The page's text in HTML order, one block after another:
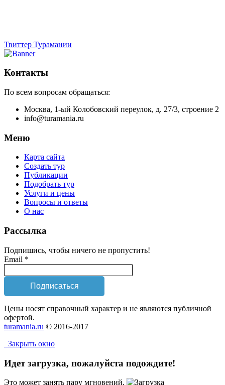
Твиттер Турамании
Контакты
По всем вопросам обращаться:
Москва, 1-ый Колобовский переулок, д. 27/3, строение 2
info@turamania.ru
Меню
Карта сайта
Создать тур
Публикации
Подобрать тур
Услуги и цены
Вопросы и ответы
О нас
Рассылка
Подпишись, чтобы ничего не пропустить!
Email *
Цены носят справочный характер и не являются публичной
офертой.
turamania.ru © 2016-2017
Закрыть окно
Идет загрузка, пожалуйста подождите!
Это может занять пару мгновений.